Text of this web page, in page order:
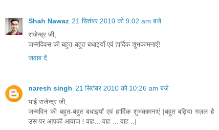
Shah Nawaz 21 सितंबर 2010 को 9:02 am बजे
राजेन्द्र जी,
जन्मदिवस की बहुत-बहुत बधाइयाँ एवं हार्दिक शुभकामनाएँ!
जवाब दें
naresh singh 21 सितंबर 2010 को 10:26 am बजे
भाई राजेन्द्र जी,
जन्मदिन की बहुत-बहुत बधाइयाँ एवं हार्दिक शुभकामनाएं |बहुत बढ़िया ग़ज़ल है
उस पर आपकी आवाज ! वाह... वाह ... वाह ..|